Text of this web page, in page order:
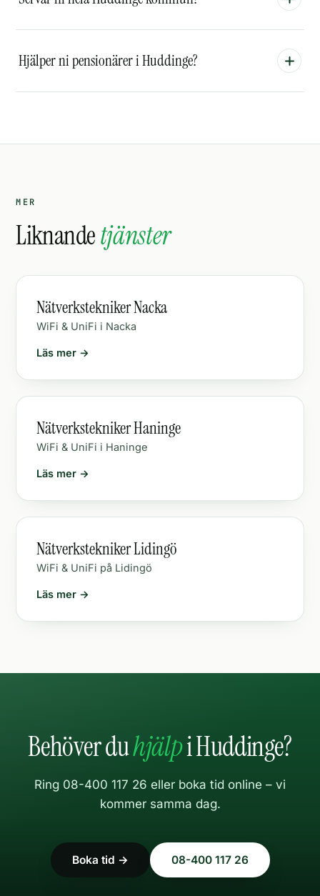
Hjälper ni pensionärer i Huddinge?
MER
Liknandetjänster
Nätverkstekniker Nacka
WiFi & UniFi i Nacka
Läs mer →
Nätverkstekniker Haninge
WiFi & UniFi i Haninge
Läs mer →
Nätverkstekniker Lidingö
WiFi & UniFi på Lidingö
Läs mer →
Behöver duhjälpi Huddinge?
Ring 08-400 117 26 eller boka tid online – vi
kommer samma dag.
Boka tid → 08-400 117 26